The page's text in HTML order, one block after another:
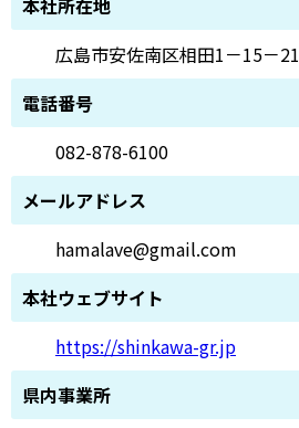
本社所在地
広島市安佐南区相田1－15－21
電話番号
082-878-6100
メールアドレス
hamalave@gmail.com
本社ウェブサイト
https://shinkawa-gr.jp
県内事業所